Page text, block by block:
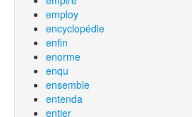
employ
encyclopédie
enfin
enorme
enqu
ensemble
entenda
entier